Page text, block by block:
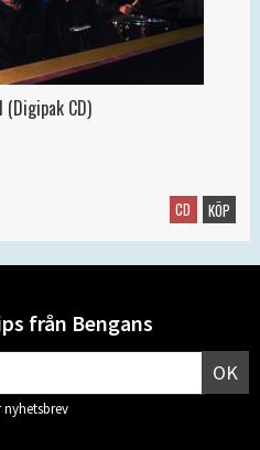
(Digipak CD)
CD KÖP
från Bengans
OK